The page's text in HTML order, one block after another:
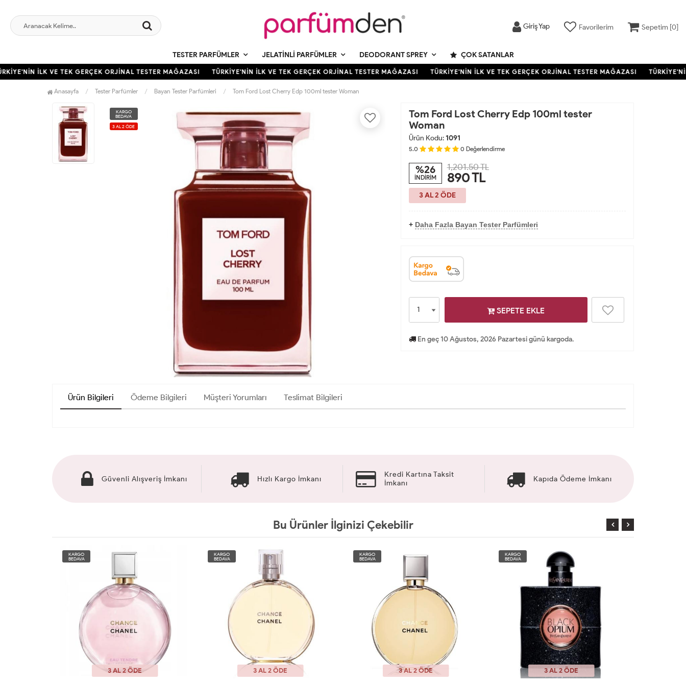
Giriş Yap Favorilerim Sepetim [0]
TESTER PARFÜMLER JELATINLI PARFÜMLER DEODORANT SPREY ÇOK SATANLAR
İLK VE TEK GERÇEK ORJİNAL TESTER MAĞAZASI TÜRKİYE'NİN İLK VE TEK GERÇEK ORJİNAL TESTER MAĞAZASI TÜRKİYE'NİN İLK VE TEK GERÇEK ORJİNAL TESTER MAĞAZASI
Anasayfa Tester Parfümler Bayan Tester Parfümleri Tom Ford Lost Cherry Edp 100ml tester Woman
KARGO
BEDAVA
3 AL 2 ÖDE
Tom Ford Lost Cherry Edp 100ml tester
Woman
Ürün Kodu:1091
5.0 0 Değerlendirme
%26
İNDİRİM
1,201.50 TL
890TL
3 AL 2 ÖDE
+ Daha Fazla Bayan Tester Parfümleri
SEPETE EKLE
En geç 10 Ağustos, 2026 Pazartesi günü kargoda.
Ürün Bilgileri Ödeme Bilgileri Müşteri Yorumları Teslimat Bilgileri
Güvenli Alışveriş İmkanı Hızlı Kargo İmkanı
Kredi Kartına Taksit
İmkanı
Kapıda Ödeme İmkanı
Bu Ürünler İlginizi Çekebilir
KARGO
BEDAVA
3 AL 2 ÖDE
KARGO
BEDAVA
3 AL 2 ÖDE
KARGO
BEDAVA
3 AL 2 ÖDE
KARGO
BEDAVA
3 AL 2 ÖDE